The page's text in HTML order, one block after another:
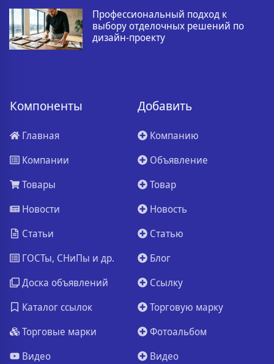
Профессиональный подход к
выбору отделочных решений по
дизайн-проекту
Компоненты
Главная
Компании
Товары
Новости
Статьи
ГОСТы, СНиПы и др.
Доска объявлений
Каталог ссылок
Торговые марки
Видео
Добавить
Компанию
Объявление
Товар
Новость
Статью
Блог
Ссылку
Торговую марку
Фотоальбом
Видео